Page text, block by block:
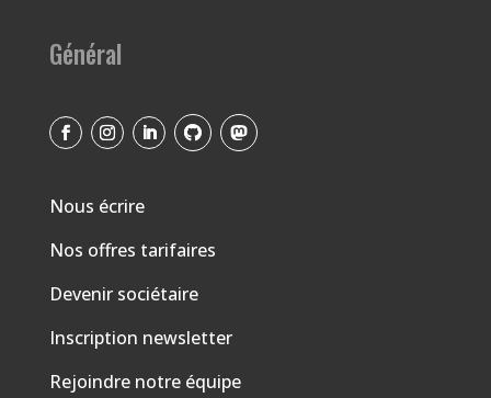
Général
Nous écrire
Nos offres tarifaires
Devenir sociétaire
Inscription newsletter
Rejoindre notre équipe